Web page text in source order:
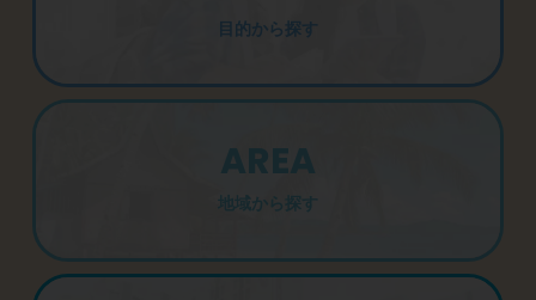
目的から探す
AREA
地域から探す